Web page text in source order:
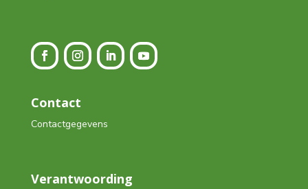
Contact
Contactgegevens
Verantwoording